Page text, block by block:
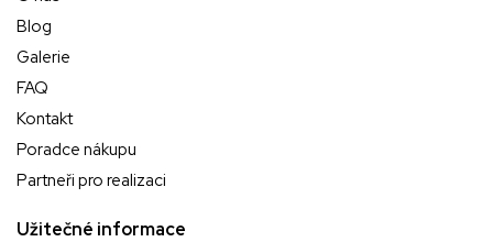
Blog
Galerie
FAQ
Kontakt
Poradce nákupu
Partneři pro realizaci
Užitečné informace